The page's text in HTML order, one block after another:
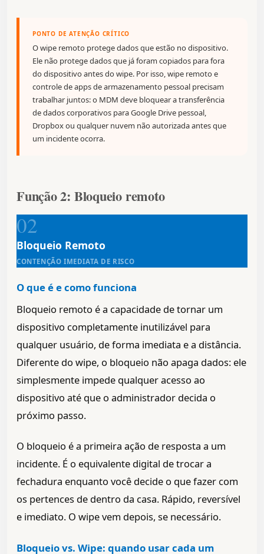
PONTO DE ATENÇÃO CRÍTICO
O wipe remoto protege dados que estão no dispositivo.
Ele não protege dados que já foram copiados para fora
do dispositivo antes do wipe. Por isso, wipe remoto e
controle de apps de armazenamento pessoal precisam
trabalhar juntos: o MDM deve bloquear a transferência
de dados corporativos para Google Drive pessoal,
Dropbox ou qualquer nuvem não autorizada antes que
um incidente ocorra.
Função 2: Bloqueio remoto
02
Bloqueio Remoto
CONTENÇÃO IMEDIATA DE RISCO
O que é e como funciona
Bloqueio remoto é a capacidade de tornar um
dispositivo completamente inutilizável para
qualquer usuário, de forma imediata e a distância.
Diferente do wipe, o bloqueio não apaga dados: ele
simplesmente impede qualquer acesso ao
dispositivo até que o administrador decida o
próximo passo.
O bloqueio é a primeira ação de resposta a um
incidente. É o equivalente digital de trocar a
fechadura enquanto você decide o que fazer com
os pertences de dentro da casa. Rápido, reversível
e imediato. O wipe vem depois, se necessário.
Bloqueio vs. Wipe: quando usar cada um